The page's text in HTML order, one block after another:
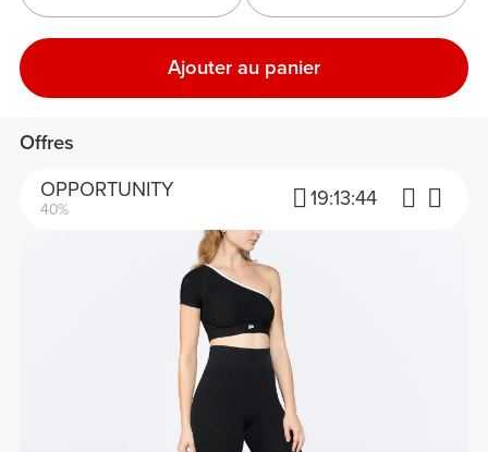
Ajouter au panier
Offres
OPPORTUNITY
40% 19:13:44